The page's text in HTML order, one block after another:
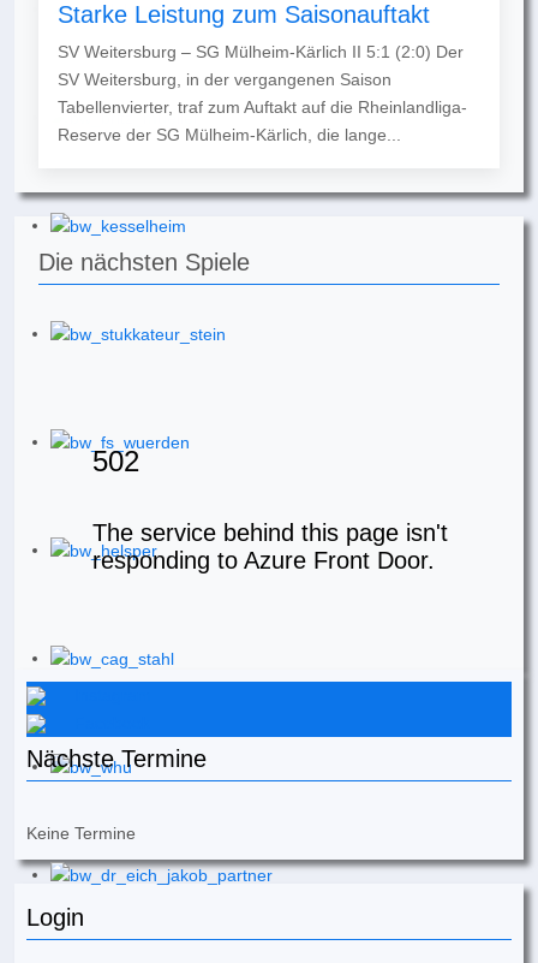
Starke Leistung zum Saisonauftakt
SV Weitersburg – SG Mülheim-Kärlich II 5:1 (2:0) Der
SV Weitersburg, in der vergangenen Saison
Tabellenvierter, traf zum Auftakt auf die Rheinlandliga-
Reserve der SG Mülheim-Kärlich, die lange...
Die nächsten Spiele
Nächste Termine
Keine Termine
Login